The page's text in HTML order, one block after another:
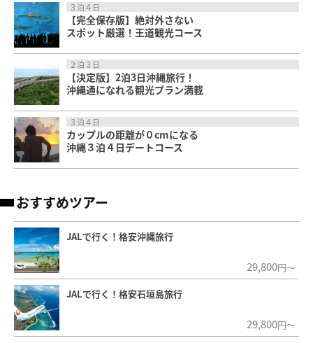
３泊４日
【完全保存版】絶対外さない
スポット厳選！王道観光コース
２泊３日
【決定版】2泊3日沖縄旅行！
沖縄通になれる観光プラン満載
３泊４日
カップルの距離が０cmになる
沖縄３泊４日デートコース
おすすめツアー
JALで行く！格安沖縄旅行
29,800円～
JALで行く！格安石垣島旅行
29,800円～